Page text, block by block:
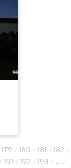
179 180 181
182
191 192 193
…